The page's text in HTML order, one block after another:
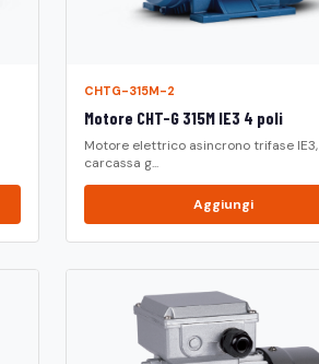
CHTG-315M-2
Motore CHT-G 315M IE3 4 poli
Motore elettrico asincrono trifase IE3,
carcassa g...
Aggiungi